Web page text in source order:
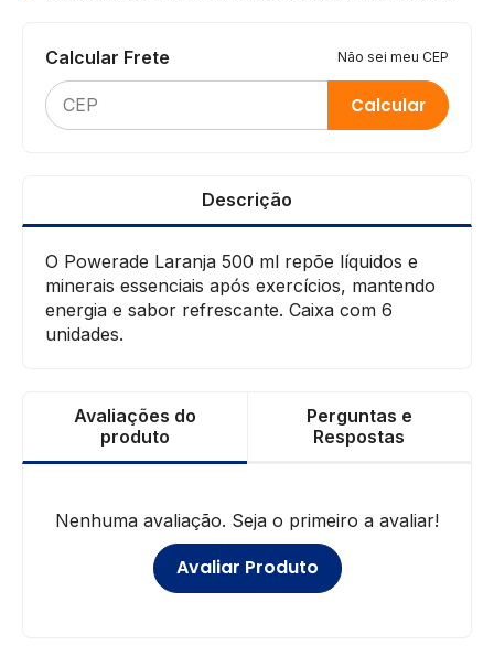
Calcular Frete Não sei meu CEP
Calcular
Descrição
O Powerade Laranja 500 ml repõe líquidos e
minerais essenciais após exercícios, mantendo
energia e sabor refrescante. Caixa com 6
unidades.
Avaliações do
produto
Perguntas e
Respostas
Nenhuma avaliação. Seja o primeiro a avaliar!
Avaliar Produto